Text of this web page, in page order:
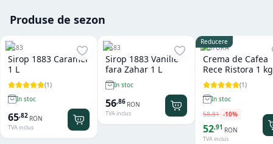
Produse de sezon
1883
Sirop 1883 Caramel
1 L
(1)
In stoc
65,82 RON
TVA inclus
1883
Sirop 1883 Vanilie
fara Zahar 1 L
In stoc
56,86 RON
TVA inclus
Reducere
RISTORA
Crema de Cafea
Rece Ristora 1 kg
(1)
In stoc
58,81 -10%
52,91 RON
TVA inclus